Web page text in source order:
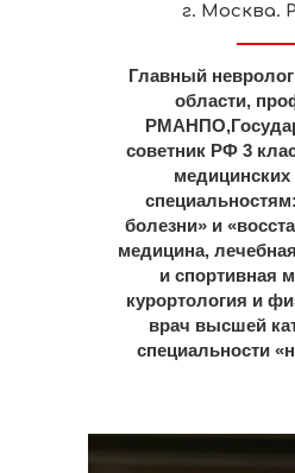
г. Москва.
Главный
области,
советник РФ 3
медицинских
болезни» и
медицина,
и спортивная
курортология и
врач высшей
специальности